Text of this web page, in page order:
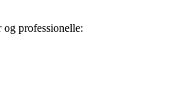
professionelle: